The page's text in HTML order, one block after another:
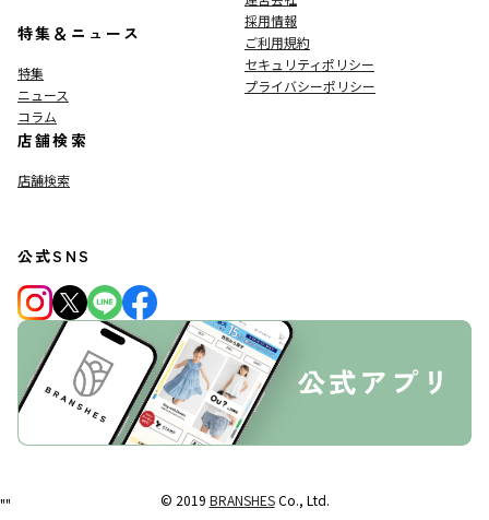
特集＆ニュース
特集
ニュース
コラム
店舗検索
店舗検索
採用情報
ご利用規約
セキュリティポリシー
プライバシーポリシー
公式SNS
© 2019 BRANSHESCo., Ltd.
""